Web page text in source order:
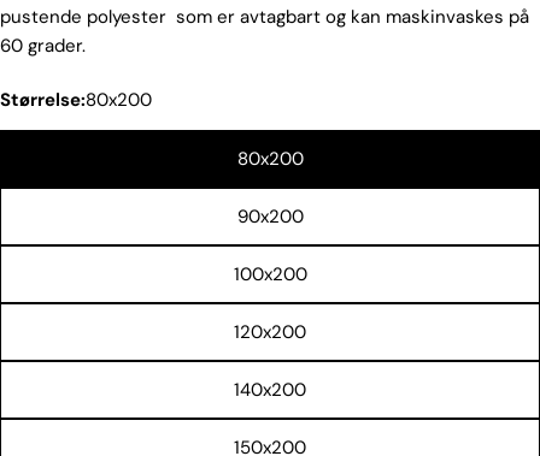
pustende polyester som er avtagbart og kan maskinvaskes på
60 grader.
Størrelse:80x200
80x200
90x200
100x200
120x200
140x200
150x200